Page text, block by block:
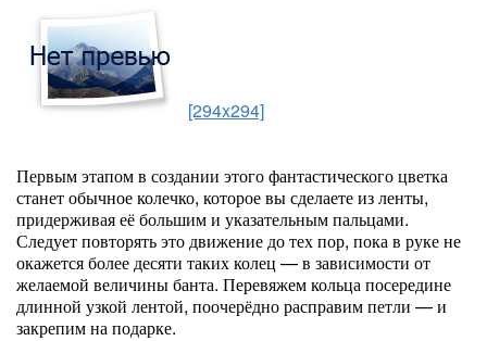
[294x294]
Первым этапом в создании этого фантастического цветка
станет обычное колечко, которое вы сделаете из ленты,
придерживая её большим и указательным пальцами.
Следует повторять это движение до тех пор, пока в руке не
окажется более десяти таких колец — в зависимости от
желаемой величины банта. Перевяжем кольца посередине
длинной узкой лентой, поочерёдно расправим петли — и
закрепим на подарке.